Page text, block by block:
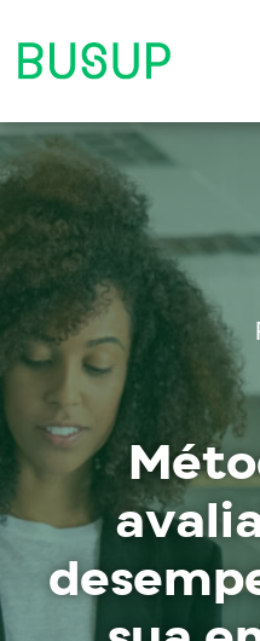
Início
Categorias do Blog
Ebooks
Soluções e Serviços